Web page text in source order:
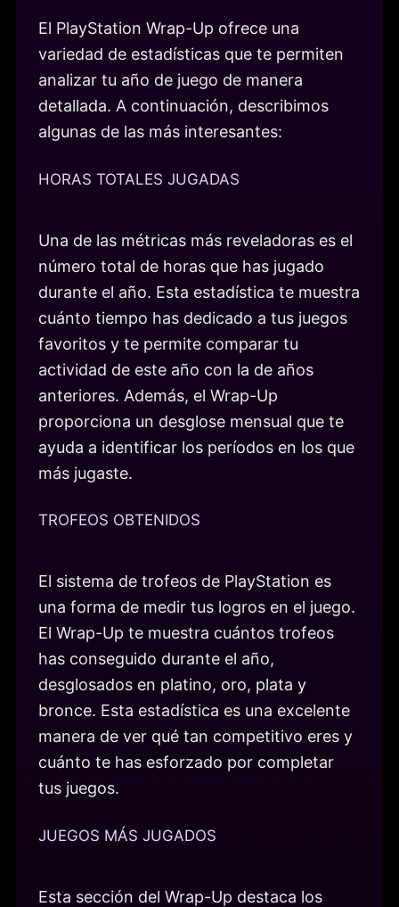
El PlayStation Wrap-Up ofrece una
variedad de estadísticas que te permiten
analizar tu año de juego de manera
detallada. A continuación, describimos
algunas de las más interesantes:
HORAS TOTALES JUGADAS
Una de las métricas más reveladoras es el
número total de horas que has jugado
durante el año. Esta estadística te muestra
cuánto tiempo has dedicado a tus juegos
favoritos y te permite comparar tu
actividad de este año con la de años
anteriores. Además, el Wrap-Up
proporciona un desglose mensual que te
ayuda a identificar los períodos en los que
más jugaste.
TROFEOS OBTENIDOS
El sistema de trofeos de PlayStation es
una forma de medir tus logros en el juego.
El Wrap-Up te muestra cuántos trofeos
has conseguido durante el año,
desglosados en platino, oro, plata y
bronce. Esta estadística es una excelente
manera de ver qué tan competitivo eres y
cuánto te has esforzado por completar
tus juegos.
JUEGOS MÁS JUGADOS
Esta sección del Wrap-Up destaca los